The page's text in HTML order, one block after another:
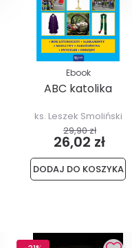
Ebook
ABC katolika
ks. Leszek Smoliński
29,90 zł
26,02 zł
DODAJ DO KOSZYKA